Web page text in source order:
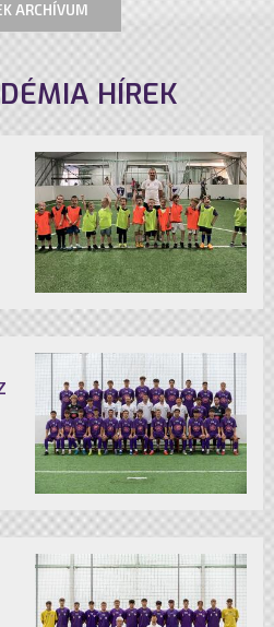
ARCHÍVUM
HÍREK